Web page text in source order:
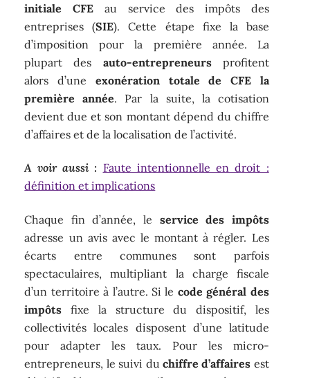
initiale CFE au service des impôts des
entreprises (SIE). Cette étape fixe la base
d’imposition pour la première année. La
plupart des auto-entrepreneursprofitent
alors d’une exonération totale de CFE la
première année. Par la suite, la cotisation
devient due et son montant dépend du chiffre
d’affaires et de la localisation de l’activité.
A voir aussi : Faute intentionnelle en droit :
définition et implications
Chaque fin d’année, le service des impôts
adresse un avis avec le montant à régler. Les
écarts entre communes sont parfois
spectaculaires, multipliant la charge fiscale
d’un territoire à l’autre. Si le code général des
impôts fixe la structure du dispositif, les
collectivités locales disposent d’une latitude
pour adapter les taux. Pour les micro-
entrepreneurs, le suivi du chiffre d’affaires est